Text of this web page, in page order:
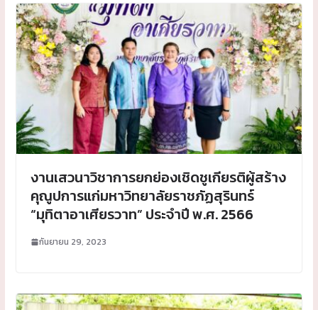
งานเสวนาวิชาการยกย่องเชิดชูเกียรติผู้สร้าง
คุณูปการแก่มหาวิทยาลัยราชภัฏสุรินทร์
“มุทิตาอาเศียรวาท” ประจำปี พ.ศ. 2566
กันยายน 29, 2023